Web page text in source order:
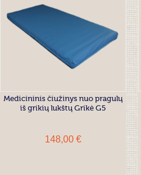
Medicininis čiužinys nuo pragulų
iš grikių lukštų Grikė G5
148,00 €